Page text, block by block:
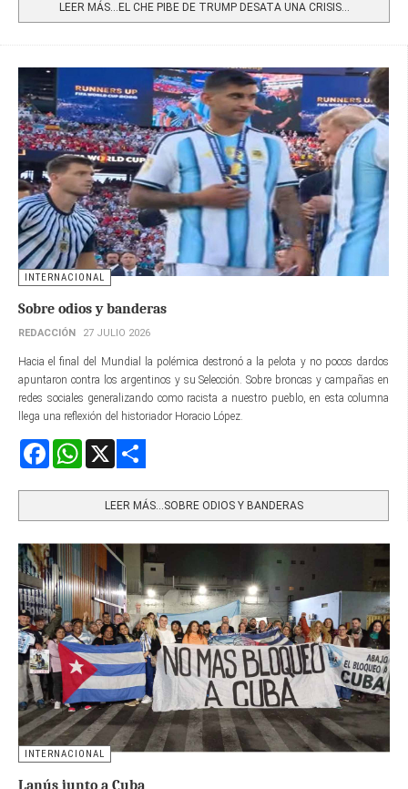
LEER MÁS…EL CHE PIBE DE TRUMP DESATA UNA CRISIS...
INTERNACIONAL
Sobre odios y banderas
REDACCIÓN 27 JULIO 2026
Hacia el final del Mundial la polémica destronó a la pelota y no pocos dardos
apuntaron contra los argentinos y su Selección. Sobre broncas y campañas en
redes sociales generalizando como racista a nuestro pueblo, en esta columna
llega una reflexión del historiador Horacio López.
FacebookWhatsApp
LEER MÁS…SOBRE ODIOS Y BANDERAS
INTERNACIONAL
Lanús junto a Cuba